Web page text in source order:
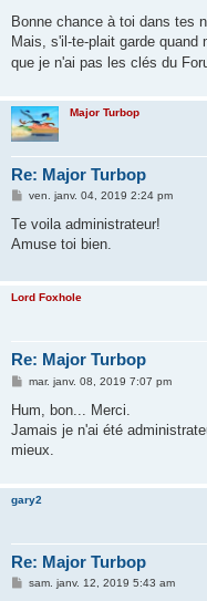
s
a
g
e
Bonne chance à toi dans tes
Mais, s'il-te-plait garde
que je n'ai pas les clés du
Major Turbop
Re: Major Turbop
M
s
a
ven. janv. 04, 2019 2:24 pm
Te voila administrateur!
Amuse toi bien.
Lord Foxhole
Re: Major Turbop
M
s
a
g
mar. janv. 08, 2019 7:07 pm
Hum, bon... Merci.
Jamais je n'ai été
mieux.
gary2
Re: Major Turbop
Msam. janv. 12, 2019 5:43 am